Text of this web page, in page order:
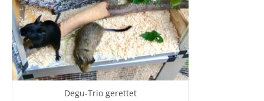
Degu-Trio gerettet